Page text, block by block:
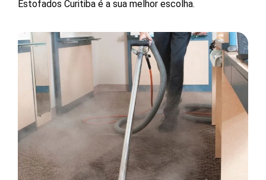
Estofados Curitiba é a sua melhor escolha.